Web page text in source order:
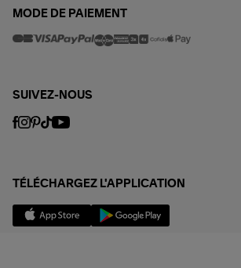
MODE DE PAIEMENT
SUIVEZ-NOUS
TÉLÉCHARGEZ L'APPLICATION